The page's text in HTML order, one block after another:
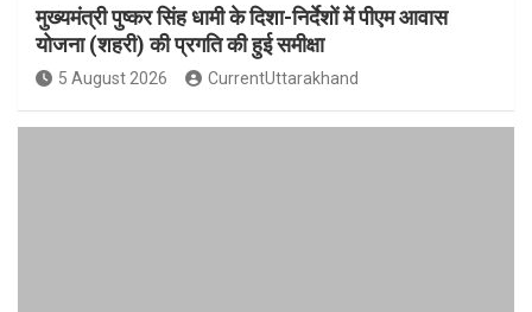
मुख्यमंत्री पुष्कर सिंह धामी के दिशा-निर्देशों में पीएम आवास
योजना (शहरी) की प्रगति की हुई समीक्षा
5 August 2026 CurrentUttarakhand